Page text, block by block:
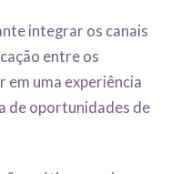
integrar os canais
entre os
uma experiência
de oportunidades de